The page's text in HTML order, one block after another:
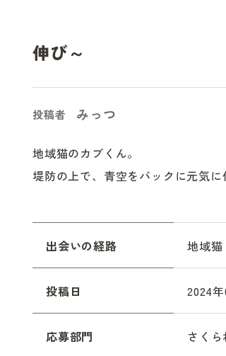
伸び～
投稿者 みっつ
地域猫のカブくん。
堤防の上で、青空をバックに元気に
出会いの経路 地域猫
投稿日 2024
応募部門 さくら